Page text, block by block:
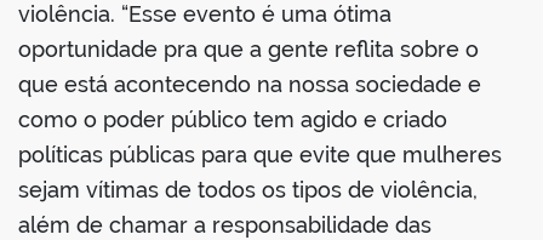
violência. “Esse evento é uma ótima
oportunidade pra que a gente reflita sobre o
que está acontecendo na nossa sociedade e
como o poder público tem agido e criado
políticas públicas para que evite que mulheres
sejam vítimas de todos os tipos de violência,
além de chamar a responsabilidade das